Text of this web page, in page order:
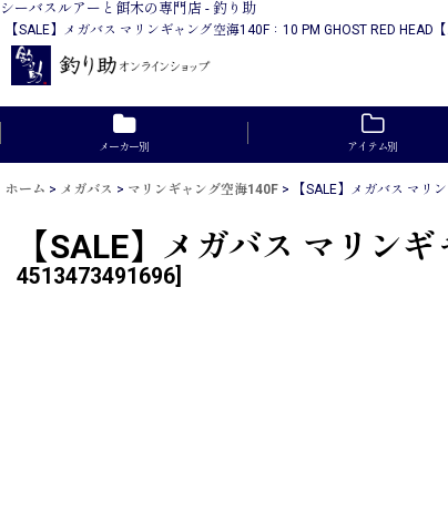
シーバスルアーと餌木の専門店 - 釣り助
【SALE】メガバス マリンギャング空海140F：10 PM GHOST RED
メーカー別 アイテム別
ホーム > メガバス > マリンギャング空海140F > 【SALE】メガバス マリ
【SALE】メガバス マリン
4513473491696